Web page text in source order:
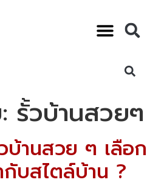
รั้วบ้านสวยๆ
บ้านสวย ๆ เลือก
กับสไตล์บ้าน ?